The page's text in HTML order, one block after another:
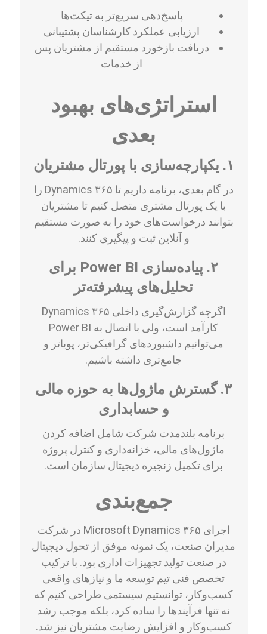
پاسخ‌دهی سریع‌تر به تیکت‌ها
ارزیابی عملکرد کارشناسان پشتیبانی
دریافت بازخورد مستقیم از مشتریان پس
از خدمات
استراتژی‌های بهبود
بعدی
۱. یکپارچه‌سازی با پورتال مشتریان
در گام بعدی، برنامه داریم تا Dynamics ۳۶۵ را
با یک پورتال مشتری متصل کنیم تا مشتریان
بتوانند درخواست‌های خود را به صورت مستقیم
و آنلاین ثبت و پیگیری کنند.
۲. پیاده‌سازی Power BI برای
تحلیل‌های پیشرفته‌تر
اگرچه گزارش‌گیری داخلی Dynamics ۳۶۵
کارآمد است، ولی با اتصال به Power BI
می‌توانیم داشبوردهای گرافیکی‌تر، پویا‌تر و
جامع‌تری داشته باشیم.
۳. گسترش ماژول‌ها به حوزه مالی
و حسابداری
برنامه بلندمدت شرکت شامل اضافه کردن
ماژول‌های مالی، خزانه‌داری و کنترل پروژه
برای تکمیل زنجیره دیجیتال سازمان است.
جمع‌بندی
اجرای Microsoft Dynamics ۳۶۵ در شرکت
مدیران صنعت، یک نمونه موفق از تحول دیجیتال
در صنعت تولید تجهیزات اداری بود. با ترکیب
تخصص فنی تیم توسعه ما و نیازهای واقعی
کسب‌وکار، توانستیم سیستمی طراحی کنیم که
نه تنها فرآیندها را ساده کرد، بلکه موجب رشد
کسب‌وکار و افزایش رضایت مشتریان نیز شد.